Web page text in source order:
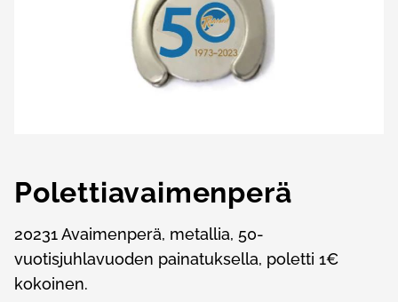
Polettiavaimenperä
20231 Avaimenperä, metallia, 50-
vuotisjuhlavuoden painatuksella, poletti 1€
kokoinen.